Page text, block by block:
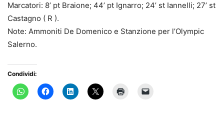
Marcatori: 8’ pt Braione; 44’ pt Ignarro; 24’ st Iannelli; 27’ st
Castagno ( R ).
Note: Ammoniti De Domenico e Stanzione per l’Olympic
Salerno.
Condividi: